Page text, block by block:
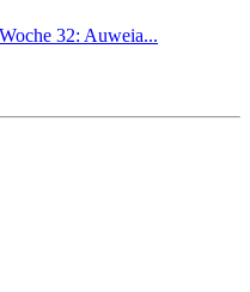
32: Auweia...